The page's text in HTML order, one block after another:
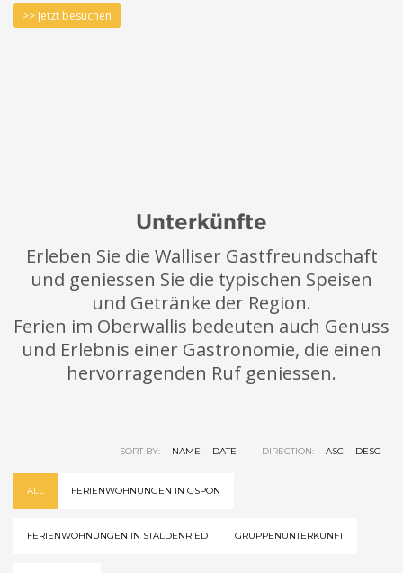
>> Jetzt besuchen
Unterkünfte
Erleben Sie die Walliser Gastfreundschaft
und geniessen Sie die typischen Speisen
und Getränke der Region.
Ferien im Oberwallis bedeuten auch Genuss
und Erlebnis einer Gastronomie, die einen
hervorragenden Ruf geniessen.
SORT BY: NAME DATE DIRECTION: ASC DESC
ALL FERIENWOHNUNGEN IN GSPON
FERIENWOHNUNGEN IN STALDENRIED GRUPPENUNTERKUNFT